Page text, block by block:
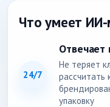
Что умеет
24/7
Отвечает
Не теряет
рассчитать
упаковку